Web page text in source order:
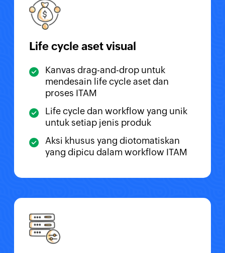
Life cycle aset visual
Kanvas drag-and-drop untuk
mendesain life cycle aset dan
proses ITAM
Life cycle dan workflow yang unik
untuk setiap jenis produk
Aksi khusus yang diotomatiskan
yang dipicu dalam workflow ITAM